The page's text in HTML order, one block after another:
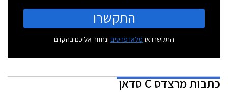
התקשרו
התקשרו או מלאו פרטים ונחזור אליכם בהקדם
כתבותמרצדס C סדאן